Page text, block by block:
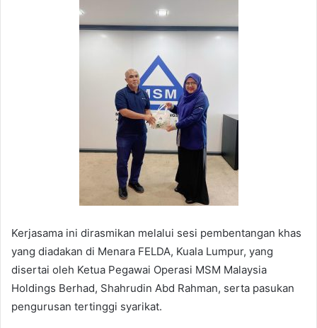
Kerjasama ini dirasmikan melalui sesi pembentangan khas
yang diadakan di Menara FELDA, Kuala Lumpur, yang
disertai oleh Ketua Pegawai Operasi MSM Malaysia
Holdings Berhad, Shahrudin Abd Rahman, serta pasukan
pengurusan tertinggi syarikat.